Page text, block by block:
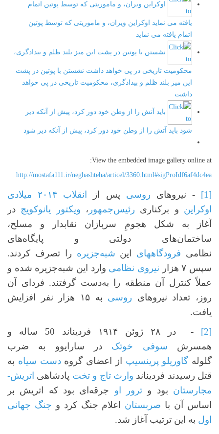
اوکراین ویران، و ماموریتی که توسط پوتین اتمام
یافته می نماید اوکراین ویران، و ماموریتی که توسط پوتین
اتمام یافته می نماید
نشستن با پوتین در پشت این میز بلند ظلم و بیدادگری،
محکومیت تاریخی در پی خواهد داشت نشستن با پوتین در پشت
این میز بلند ظلم و بیدادگری، محکومیت تاریخی در پی خواهد
داشت
باید آتش را از وطن خود دور کرد، پیش از آنکه دیر
شود باید آتش را از وطن خود دور کرد، پیش از آنکه دیر شود
View the embedded image gallery online at:
http://mostafa111.ir/neghashteha/articel/3360.html#sigProIdf6af4dc4ea
[1] - نیروهای روسی پس از
انقلاب ۲۰۱۴ میلادی
اوکراین و برکناری رئیس‌جمهور ، ویکتور یانوکویچ در
آغاز به شکل هجومِ سربازان نقابدار و مسلح،
ساختمان‌های دولتی و پایگاه‌های
نظامی فرودگاههای این شبه‌جزیره را تصرف کردند.
سپس ۷ هزار
نیروی نظامی وارد این شبه‌جزیره شده و
عملاً کنترل آن منطقه را به‌دست گرفتند. فردای آن
روز، تعداد نیروهای روسی
به ۱۵ هزار نفر افزایش
یافت.
[2]
- در ۲۸ ژوئن ۱۹۱۴ فردیناند 50 ساله و
همسرش سوفی خوتک در سارایوو به ضرب
گلوله گاوریلو پرینسیپ از اعضای گروهدست سیاه به
قتل رسیدند فردیناند وارث تاج و تخت پادشاهی اتریش-
مجارستان بود و ترور او جرقه‌ای بود که اتریش بر
اساس آن با صربستان اعلام جنگ کرد و جنگ جهانی
اول به این ترتیب آغاز شد.